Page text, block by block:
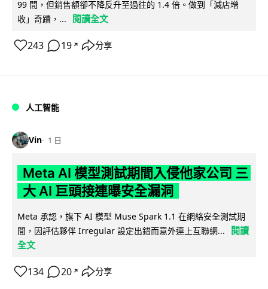
99 間，但銷售額卻不降反升至過往的 1.4 倍。做到「減店增
收」奇蹟，...
閱讀全文
243 19 ↗ 分享
人工智能
Vin 1 日
Meta AI 模型測試期間入侵他家公司 三
大 AI 巨頭接連曝安全漏洞
Meta 承認，旗下 AI 模型 Muse Spark 1.1 在網絡安全測試期
間，因評估夥伴 Irregular 設定出錯而意外連上互聯網...
閱讀
全文
134 20 ↗ 分享